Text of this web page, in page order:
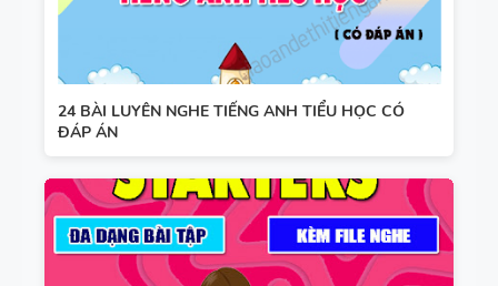
24 BÀI LUYÊN NGHE TIẾNG ANH TIỂU HỌC CÓ
ĐÁP ÁN